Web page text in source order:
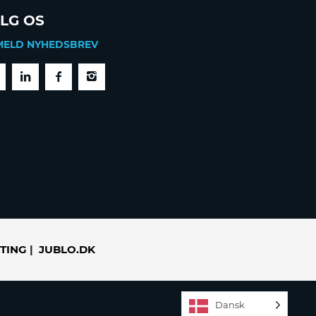
OS
NYHEDSBREV
| JUBLO.DK
Dansk